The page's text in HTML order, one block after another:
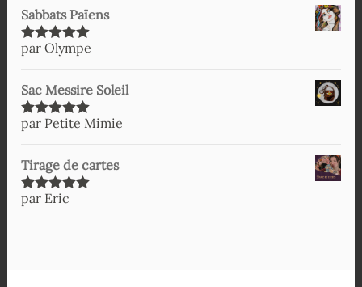
Sabbats Païens
Note5sur
par Olympe
Sac Messire Soleil
Note5sur
par Petite Mimie
Tirage de cartes
Note5sur
par Eric